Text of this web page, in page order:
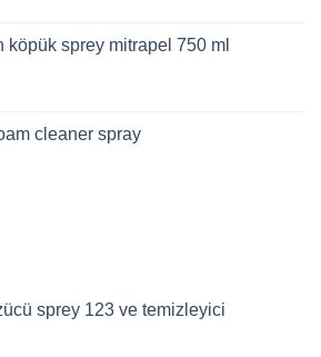
köpük sprey mitrapel 750 ml
cleaner spray
sprey 123 ve temizleyici